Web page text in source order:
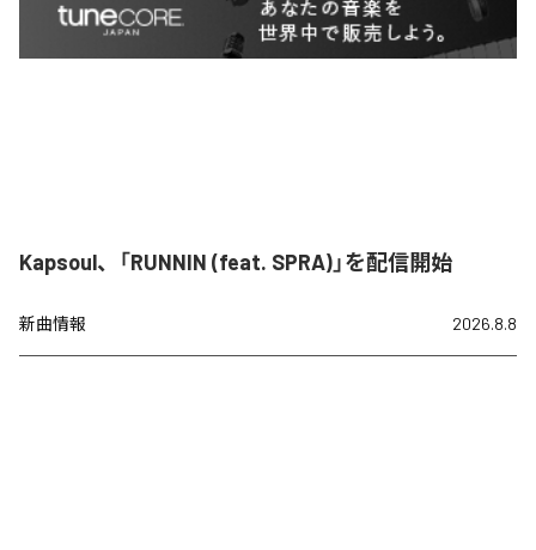
Kapsoul、「RUNNIN (feat. SPRA)」を配信開始
新曲情報 2026.8.8